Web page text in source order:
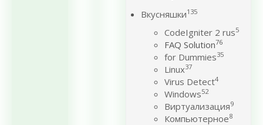
Вкусняшки135
CodeIgniter 2 rus5
FAQ Solution76
for Dummies35
Linux37
Virus Detect4
Windows52
Виртуализация9
Компьютерное8